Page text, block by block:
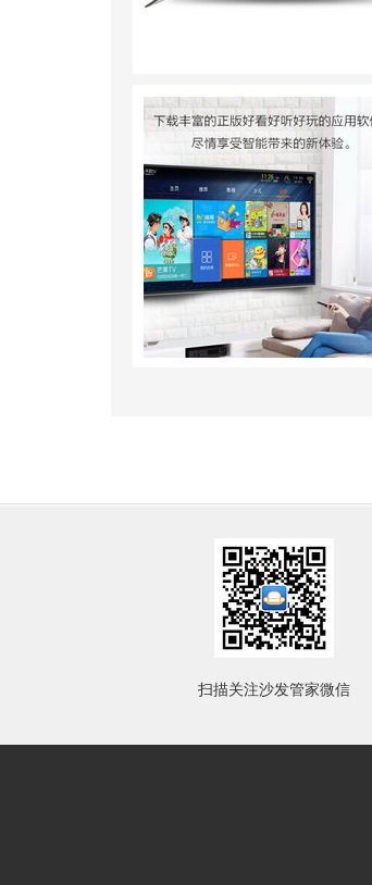
扫描关注沙发管家微信